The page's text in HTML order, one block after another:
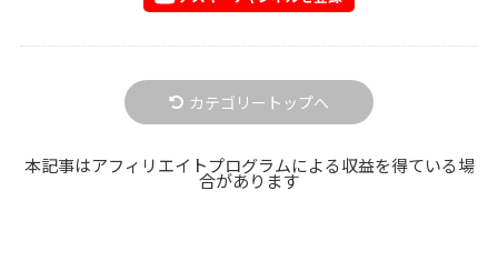
カテゴリートップへ
本記事はアフィリエイトプログラムによる収益を得ている場
合があります